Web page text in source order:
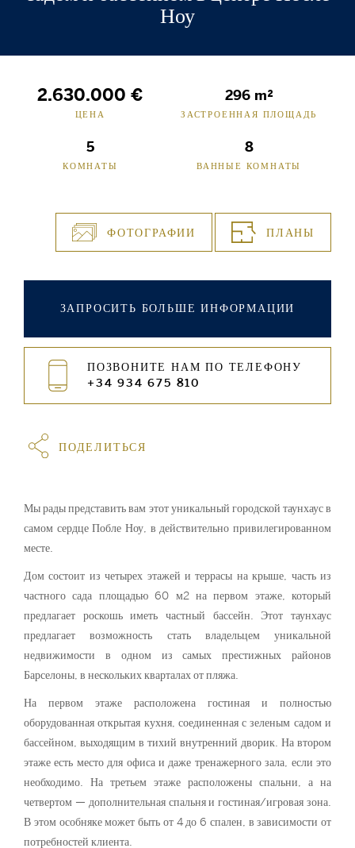
Ноу
2.630.000 €
ЦЕНА
296 m²
ЗАСТРОЕННАЯ ПЛОЩАДЬ
5
КОМНАТЫ
8
ВАННЫЕ КОМНАТЫ
ФОТОГРАФИИ ПЛАНЫ
ЗАПРОСИТЬ БОЛЬШЕ ИНФОРМАЦИИ
ПОЗВОНИТЕ НАМ ПО ТЕЛЕФОНУ
+34 934 675 810
ПОДЕЛИТЬСЯ
Мы рады представить вам этот уникальный городской таунхаус в
самом сердце Побле Ноу, в действительно привилегированном
месте.
Дом состоит из четырех этажей и террасы на крыше, часть из
частного сада площадью 60 м2 на первом этаже, который
предлагает роскошь иметь частный бассейн. Этот таунхаус
предлагает возможность стать владельцем уникальной
недвижимости в одном из самых престижных районов
Барселоны, в нескольких кварталах от пляжа.
На первом этаже расположена гостиная и полностью
оборудованная открытая кухня, соединенная с зеленым садом и
бассейном, выходящим в тихий внутренний дворик. На втором
этаже есть место для офиса и даже тренажерного зала, если это
необходимо. На третьем этаже расположены спальни, а на
четвертом — дополнительная спальня и гостиная/игровая зона.
В этом особняке может быть от 4 до 6 спален, в зависимости от
потребностей клиента.